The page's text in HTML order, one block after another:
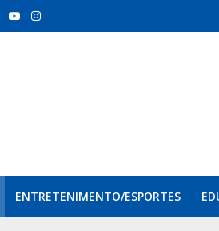
ENTRETENIMENTO/ESPORTES